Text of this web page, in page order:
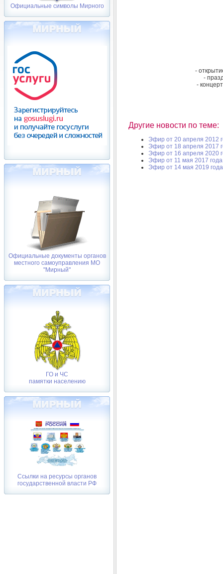
Официальные символы Мирного
Официальные документы органов
местного самоуправления МО
"Мирный"
ГО и ЧС
памятки населению
Ссылки на ресурсы органов
государственной власти РФ
-
-
-
Другие новости по теме:
Эфир от 20 апреля 2012
Эфир от 18 апреля 2017
Эфир от 16 апреля 2020
Эфир от 11 мая 2017 года
Эфир от 14 мая 2019 года